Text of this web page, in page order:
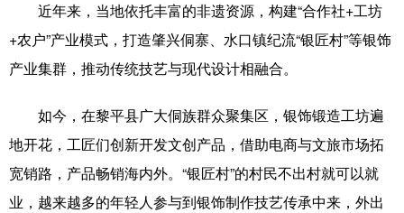
北京 天津 河北 山西
辽宁 吉林 上海
浙江 安徽 福建 江西
山东 河南 湖北 湖南
近年来，当地依托丰富的非遗资源，构建“合作社+工坊
+农户”产业模式，打造肇兴侗寨、水口镇纪流“银匠村”等银饰
产业集群，推动传统技艺与现代设计相融合。
如今，在黎平县广大侗族群众聚集区，银饰锻造工坊遍
地开花，工匠们创新开发文创产品，借助电商与文旅市场拓
宽销路，产品畅销海内外。“银匠村”的村民不出村就可以就
业，越来越多的年轻人参与到银饰制作技艺传承中来，外出